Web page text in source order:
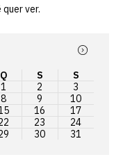
ver.
Q S
S
1
2
3
8 9
10
16
17
23
24
30 31